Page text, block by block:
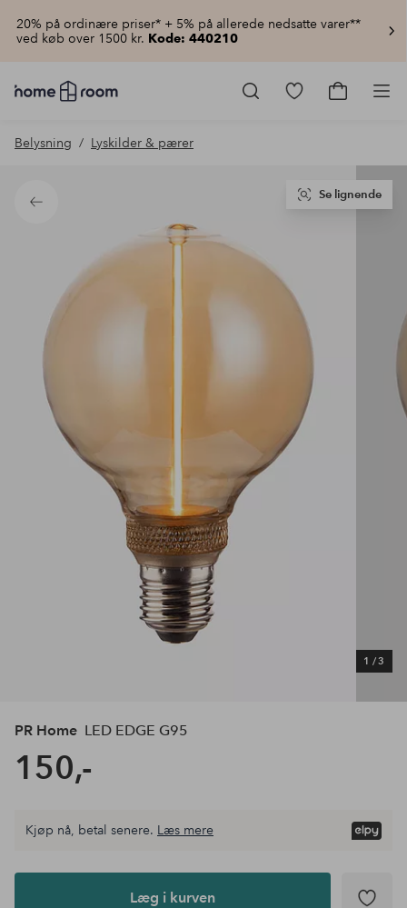
20% på ordinære priser* + 5% på allerede nedsatte varer**
ved køb over 1500 kr. Kode: 440210
Homeroom
–
hjemmet
pris
Gå
Gå
Belysning Lyskilder & pærer
Tilbage
1 /3
Se lignende
PR Home LED EDGE G95
150,-
Læg i
Kjøp nå, betal senere. Læs mere
Læg i kurven